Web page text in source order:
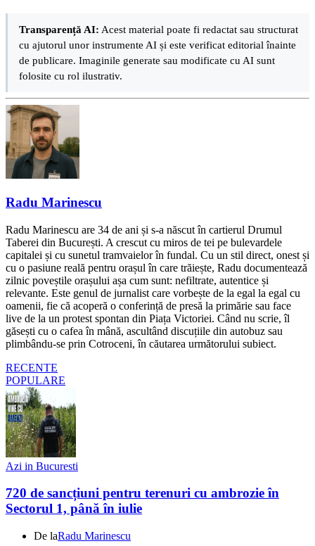
Transparență AI: Acest material poate fi redactat sau structurat
cu ajutorul unor instrumente AI și este verificat editorial înainte
de publicare. Imaginile generate sau modificate cu AI sunt
folosite cu rol ilustrativ.
Radu Marinescu
Radu Marinescu are 34 de ani și s-a născut în cartierul Drumul
Taberei din București. A crescut cu miros de tei pe bulevardele
capitalei și cu sunetul tramvaielor în fundal. Cu un stil direct, onest și
cu o pasiune reală pentru orașul în care trăiește, Radu documentează
zilnic poveștile orașului așa cum sunt: nefiltrate, autentice și
relevante. Este genul de jurnalist care vorbește de la egal la egal cu
oamenii, fie că acoperă o conferință de presă la primărie sau face
live de la un protest spontan din Piața Victoriei. Când nu scrie, îl
găsești cu o cafea în mână, ascultând discuțiile din autobuz sau
plimbându-se prin Cotroceni, în căutarea următorului subiect.
RECENTE
POPULARE
Azi in Bucuresti
720 de sancțiuni pentru terenuri cu ambrozie în
Sectorul 1, până în iulie
De laRadu Marinescu